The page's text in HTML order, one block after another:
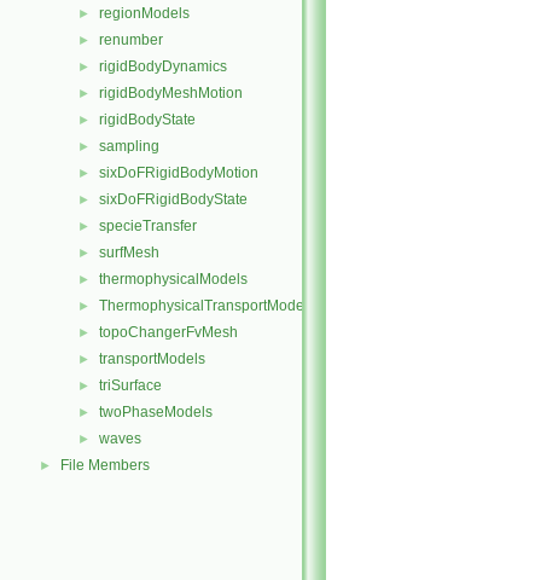
► regionModels
► renumber
► rigidBodyDynamics
► rigidBodyMeshMotion
► rigidBodyState
► sampling
► sixDoFRigidBodyMotion
► sixDoFRigidBodyState
► specieTransfer
► surfMesh
► thermophysicalModels
► ThermophysicalTransportModels
► topoChangerFvMesh
► transportModels
► triSurface
► twoPhaseModels
► waves
► File Members